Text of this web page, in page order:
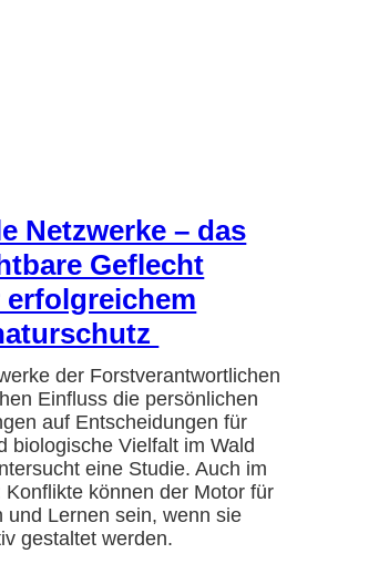
Netzwerke – das
Geflecht
der Forstverantwortlichen
Einfluss die persönlichen
auf Entscheidungen für
biologische Vielfalt im Wald
eine Studie. Auch im
Konflikte können der Motor für
und Lernen sein, wenn sie
gestaltet werden.